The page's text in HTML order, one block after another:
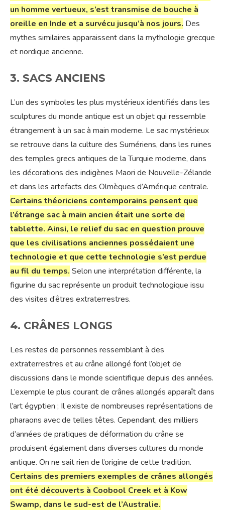
un homme vertueux, s’est transmise de bouche à
oreille en Inde et a survécu jusqu’à nos jours. Des
mythes similaires apparaissent dans la mythologie grecque
et nordique ancienne.
3. SACS ANCIENS
L’un des symboles les plus mystérieux identifiés dans les
sculptures du monde antique est un objet qui ressemble
étrangement à un sac à main moderne. Le sac mystérieux
se retrouve dans la culture des Sumériens, dans les ruines
des temples grecs antiques de la Turquie moderne, dans
les décorations des indigènes Maori de Nouvelle-Zélande
et dans les artefacts des Olmèques d’Amérique centrale.
Certains théoriciens contemporains pensent que
l’étrange sac à main ancien était une sorte de
tablette. Ainsi, le relief du sac en question prouve
que les civilisations anciennes possédaient une
technologie et que cette technologie s’est perdue
au fil du temps. Selon une interprétation différente, la
figurine du sac représente un produit technologique issu
des visites d’êtres extraterrestres.
4. CRÂNES LONGS
Les restes de personnes ressemblant à des
extraterrestres et au crâne allongé font l’objet de
discussions dans le monde scientifique depuis des années.
L’exemple le plus courant de crânes allongés apparaît dans
l’art égyptien ; Il existe de nombreuses représentations de
pharaons avec de telles têtes. Cependant, des milliers
d’années de pratiques de déformation du crâne se
produisent également dans diverses cultures du monde
antique. On ne sait rien de l’origine de cette tradition.
Certains des premiers exemples de crânes allongés
ont été découverts à Coobool Creek et à Kow
Swamp, dans le sud-est de l’Australie.